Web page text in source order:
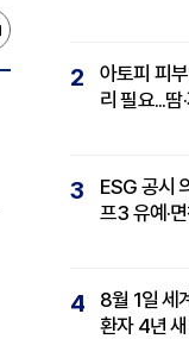
2
아토피 피
리 필요...땀
3
ESG 공시
프3 유예·
4
8월 1일 세
환자 4년